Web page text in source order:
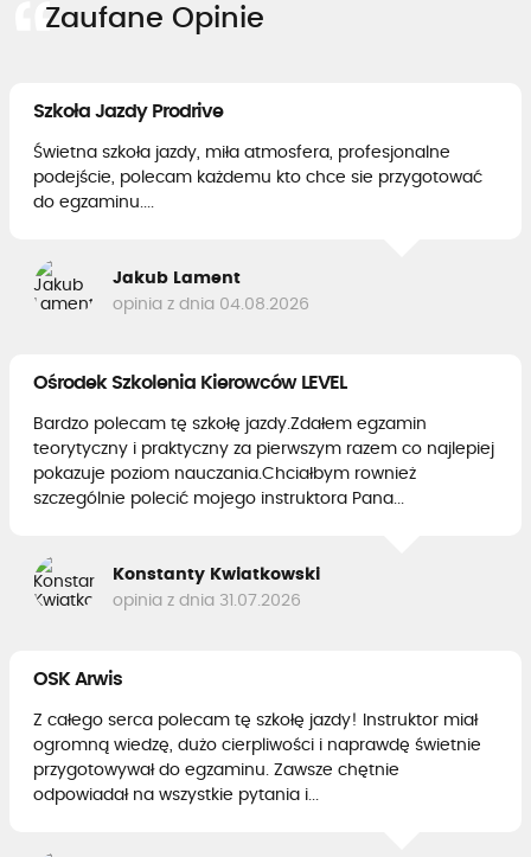
Zaufane Opinie
Szkoła Jazdy Prodrive
Świetna szkoła jazdy, miła atmosfera, profesjonalne
podejście, polecam każdemu kto chce sie przygotować
do egzaminu....
Jakub Lament
opinia z dnia 04.08.2026
Ośrodek Szkolenia Kierowców LEVEL
Bardzo polecam tę szkołę jazdy.Zdałem egzamin
teorytyczny i praktyczny za pierwszym razem co najlepiej
pokazuje poziom nauczania.Chciałbym rownież
szczególnie polecić mojego instruktora Pana...
Konstanty Kwiatkowski
opinia z dnia 31.07.2026
OSK Arwis
Z całego serca polecam tę szkołę jazdy! Instruktor miał
ogromną wiedzę, dużo cierpliwości i naprawdę świetnie
przygotowywał do egzaminu. Zawsze chętnie
odpowiadał na wszystkie pytania i...